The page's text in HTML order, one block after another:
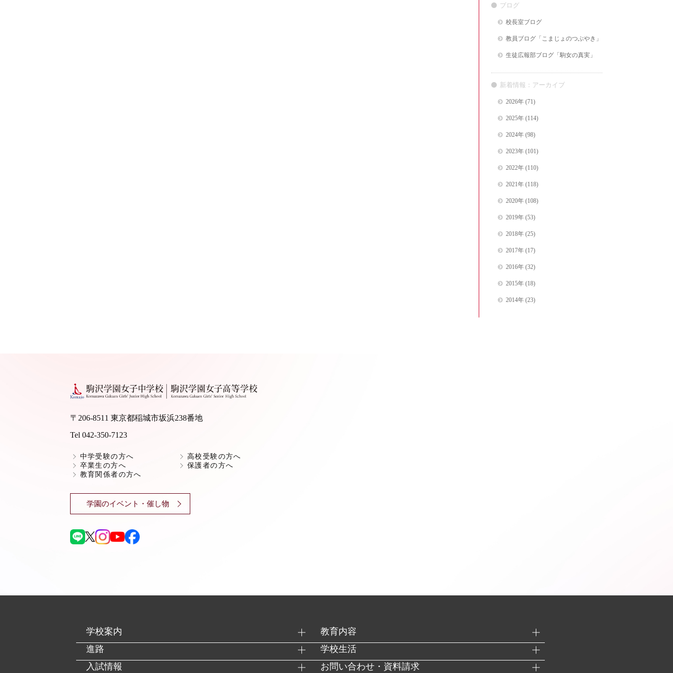
ブログ
校長室ブログ
教員ブログ「こまじょのつぶやき」
生徒広報部ブログ「駒女の真実」
新着情報：アーカイブ
2026年(71)
2025年(114)
2024年(98)
2023年(101)
2022年(110)
2021年(118)
2020年(108)
2019年(53)
2018年(25)
2017年(17)
2016年(32)
2015年(18)
2014年(23)
〒206-8511 東京都稲城市坂浜238番地
Tel 042-350-7123
中学受験の方へ
高校受験の方へ
卒業生の方へ
保護者の方へ
教育関係者の方へ
学園のイベント・催し物
学校案内
教育内容
進路
学校生活
入試情報
お問い合わせ・資料請求